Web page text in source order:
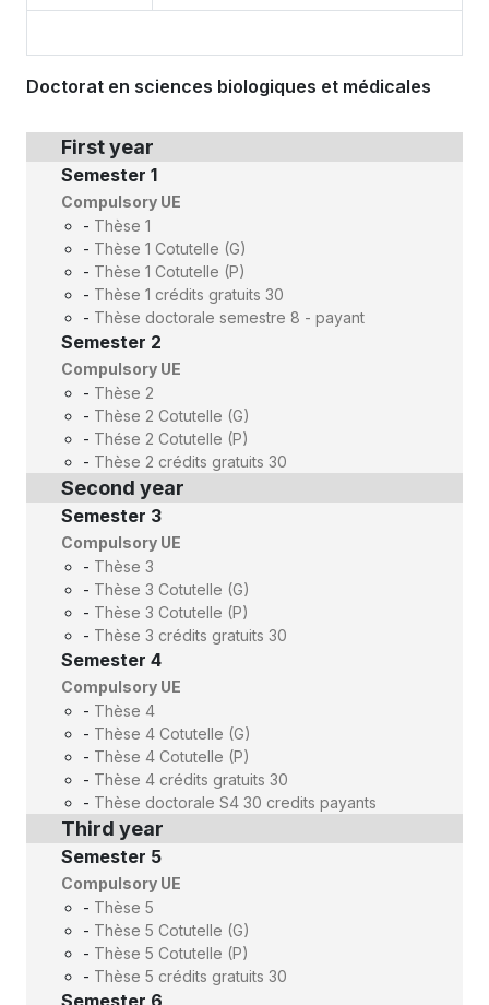
Doctorat en sciences biologiques et médicales
First year
Semester 1
Compulsory UE
- Thèse 1
- Thèse 1 Cotutelle (G)
- Thèse 1 Cotutelle (P)
- Thèse 1 crédits gratuits 30
- Thèse doctorale semestre 8 - payant
Semester 2
Compulsory UE
- Thèse 2
- Thèse 2 Cotutelle (G)
- Thése 2 Cotutelle (P)
- Thèse 2 crédits gratuits 30
Second year
Semester 3
Compulsory UE
- Thèse 3
- Thèse 3 Cotutelle (G)
- Thèse 3 Cotutelle (P)
- Thèse 3 crédits gratuits 30
Semester 4
Compulsory UE
- Thèse 4
- Thèse 4 Cotutelle (G)
- Thèse 4 Cotutelle (P)
- Thèse 4 crédits gratuits 30
- Thèse doctorale S4 30 credits payants
Third year
Semester 5
Compulsory UE
- Thèse 5
- Thèse 5 Cotutelle (G)
- Thèse 5 Cotutelle (P)
- Thèse 5 crédits gratuits 30
Semester 6